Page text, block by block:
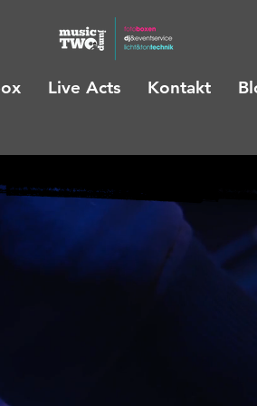
Live Acts Kontakt